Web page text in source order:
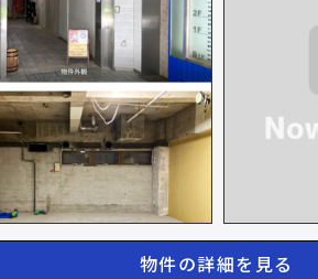
物件の詳細を見る